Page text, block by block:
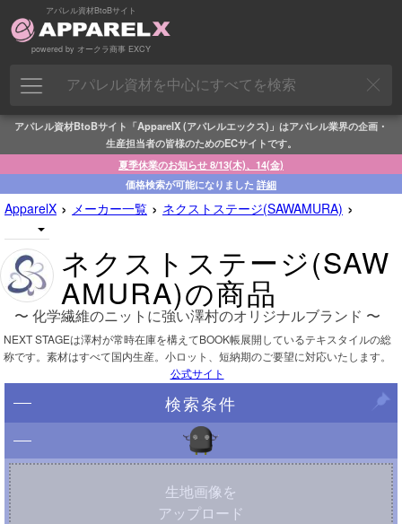
アパレル資材BtoBサイト
powered by オークラ商事 EXCY
アパレル資材BtoBサイト「ApparelX (アパレルエックス)」はアパレル業界の企画・
生産担当者の皆様のためのECサイトです。
夏季休業のお知らせ 8/13(木)、14(金)
価格検索が可能になりました 詳細
ApparelX › メーカー一覧 › ネクストステージ(SAWAMURA) ›
ネクストステージ(SAW
AMURA)の商品
〜 化学繊維のニットに強い澤村のオリジナルブランド 〜
NEXT STAGEは澤村が常時在庫を構えてBOOK帳展開しているテキスタイルの総
称です。素材はすべて国内生産。小ロット、短納期のご要望に対応いたします。
公式サイト
検索条件
生地画像を
アップロード